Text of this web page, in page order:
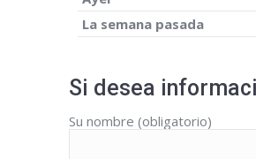
La semana pasada
Si desea
Su nombre (obligatorio)